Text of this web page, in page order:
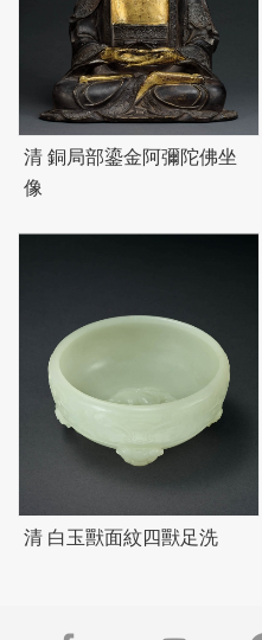
清 銅局部鎏金阿彌陀佛坐
像
清 白玉獸面紋四獸足洗